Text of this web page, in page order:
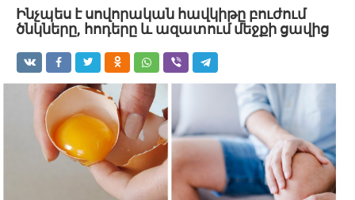
Ինչպես է սովորական հավկիթը բուժում
ծնկները, հոդերը և ազատում մեջքի ցավից